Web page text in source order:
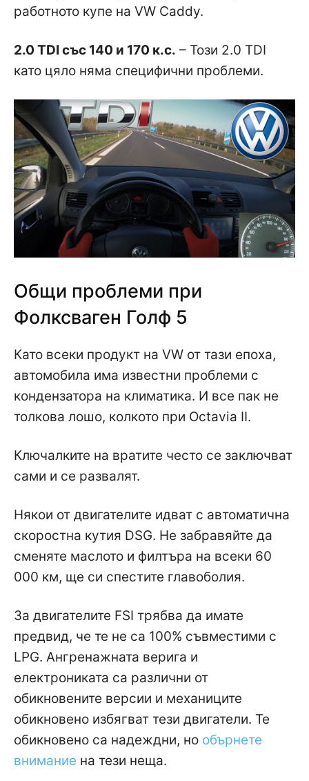
работното купе на VW Caddy.
2.0 TDI със 140 и 170 к.с. – Този 2.0 TDI
като цяло няма специфични проблеми.
Общи проблеми при
Фолксваген Голф 5
Като всеки продукт на VW от тази епоха,
автомобила има известни проблеми с
кондензатора на климатика. И все пак не
толкова лошо, колкото при Octavia II.
Ключалките на вратите често се заключват
сами и се развалят.
Някои от двигателите идват с автоматична
скоростна кутия DSG. Не забравяйте да
сменяте маслото и филтъра на всеки 60
000 км, ще си спестите главоболия.
За двигателите FSI трябва да имате
предвид, че те не са 100% съвместими с
LPG. Aнгренажната верига и
електрониката са различни от
обикновените версии и механиците
обикновено избягват тези двигатели. Те
обикновено са надеждни, но обърнете
внимание на тези неща.